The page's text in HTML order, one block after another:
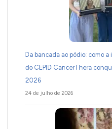
Da bancada ao pódio: como
do CEPID CancerThera
2026
24 de julho de 2026